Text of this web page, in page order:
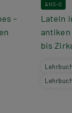
–
AHS-O
Latein
antiken
bis